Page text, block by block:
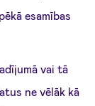
esamības
vai tā
ne vēlāk kā